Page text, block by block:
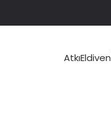
AtkıEldiven